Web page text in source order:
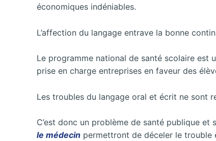
économiques indéniables.
L’affection du langage entrave la bonne
Le programme national de santé scolaire est
prise en charge entreprises en faveur des
Les troubles du langage oral et écrit ne sont
C’est donc un problème de santé publique
le médecin permettront de déceler le trouble